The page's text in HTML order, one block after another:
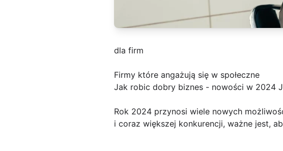
dla firm
Firmy które angażują się w społeczne
Jak robic dobry biznes - nowości w 2024
Rok 2024 przynosi wiele nowych
i coraz większej konkurencji, ważne jest,